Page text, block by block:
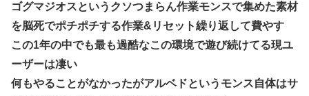
ゴグマジオスというクソつまらん作業モンスで集めた素材
を脳死でポチポチする作業&リセット繰り返して費やす
この1年の中でも最も過酷なこの環境で遊び続けてる現ユ
ーザーは凄い
何もやることがなかったがアルベドというモンス自体はサ